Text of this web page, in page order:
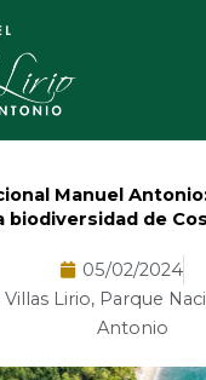
Manuel
biodiversidad de
05/02/2024
Lirio, Parque
Antonio